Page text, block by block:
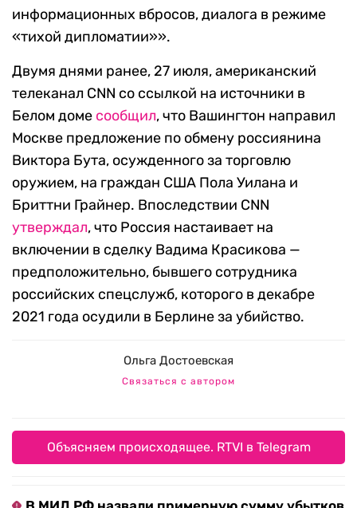
информационных вбросов, диалога в режиме
«тихой дипломатии»».
Двумя днями ранее, 27 июля, американский
телеканал CNN со ссылкой на источники в
Белом доме сообщил, что Вашингтон направил
Москве предложение по обмену россиянина
Виктора Бута, осужденного за торговлю
оружием, на граждан США Пола Уилана и
Бриттни Грайнер. Впоследствии CNN
утверждал, что Россия настаивает на
включении в сделку Вадима Красикова —
предположительно, бывшего сотрудника
российских спецслужб, которого в декабре
2021 года осудили в Берлине за убийство.
Ольга Достоевская
Связаться с автором
Объясняем происходящее. RTVI в Telegram